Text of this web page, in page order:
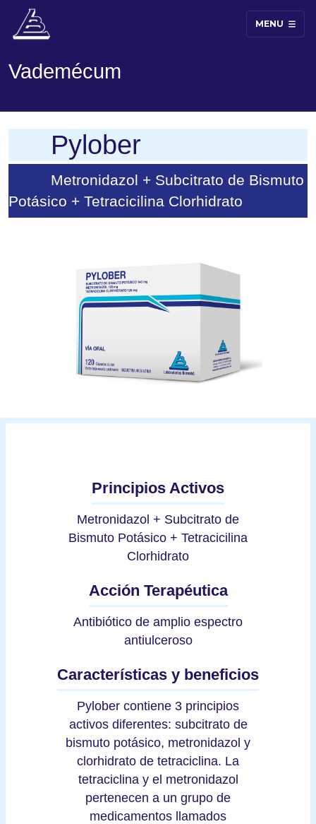
MENU
Vademécum
Pylober
Metronidazol + Subcitrato de Bismuto
Potásico + Tetracicilina Clorhidrato
Principios Activos
Metronidazol + Subcitrato de
Bismuto Potásico + Tetracicilina
Clorhidrato
Acción Terapéutica
Antibiótico de amplio espectro
antiulceroso
Características y beneficios
Pylober contiene 3 principios
activos diferentes: subcitrato de
bismuto potásico, metronidazol y
clorhidrato de tetraciclina. La
tetraciclina y el metronidazol
pertenecen a un grupo de
medicamentos llamados